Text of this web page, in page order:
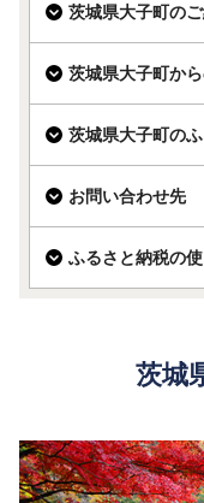
茨城県大子町の
茨城県大子町か
茨城県大子町の
お問い合わせ先
ふるさと納税の
茨城